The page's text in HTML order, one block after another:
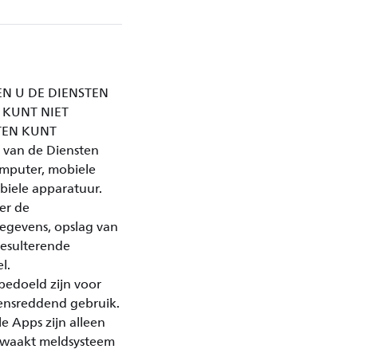
U DE DIENSTEN
NIET
KUNT
de Diensten
mobiele
apparatuur.
de
opslag van
zijn voor
gebruik.
Apps zijn alleen
meldsysteem